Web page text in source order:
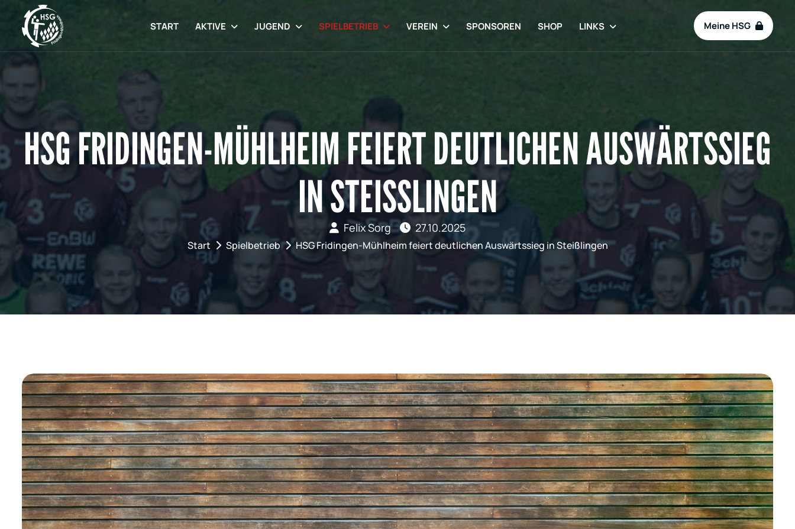
START AKTIVE JUGEND SPIELBETRIEB VEREIN SPONSOREN SHOP LINKS Meine HSG
HSG FRIDINGEN-MÜHLHEIM FEIERT DEUTLICHEN AUSWÄRTSSIEG
IN STEISSLINGEN
Felix Sorg 27.10.2025
Start Spielbetrieb HSG Fridingen-Mühlheim feiert deutlichen Auswärtssieg in Steißlingen